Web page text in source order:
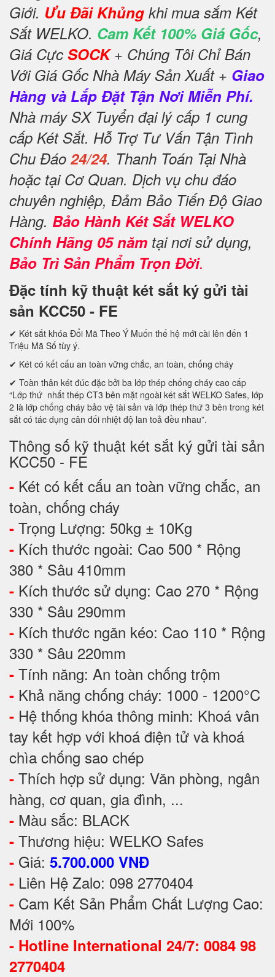
Giới. Ưu Đãi Khủng khi mua sắm Két
Sắt WELKO. Cam Kết 100% Giá Gốc,
Giá Cực SOCK+ Chúng Tôi Chỉ Bán
Với Giá Gốc Nhà Máy Sản Xuất + Giao
Hàng và Lắp Đặt Tận Nơi Miễn Phí.
Nhà máy SX Tuyển đại lý cấp 1 cung
cấp Két Sắt. Hỗ Trợ Tư Vấn Tận Tình
Chu Đáo 24/24. Thanh Toán Tại Nhà
hoặc tại Cơ Quan. Dịch vụ chu đáo
chuyên nghiệp, Đảm Bảo Tiến Độ Giao
Hàng. Bảo Hành Két Sắt WELKO
Chính Hãng 05 năm tại nơi sử dụng,
Bảo Trì Sản Phẩm Trọn Đời.
Đặc tính kỹ thuật két sắt ký gửi tài
sản KCC50 - FE
✔ Két sắt khóa Đổi Mã Theo Ý Muốn thế hệ mới cài lên đến 1
Triệu Mã Số tùy ý.
✔ Két có kết cấu an toàn vững chắc, an toàn, chống cháy
✔ Toàn thân két đúc đặc bởi ba lớp thép chống cháy cao cấp
“Lớp thứ nhất thép CT3 bên mặt ngoài két sắt WELKO Safes, lớp
2 là lớp chống cháy bảo vệ tài sản và lớp thép thứ 3 bên trong két
sắt có tác dụng cân đối nhiệt độ lan toả đều nhau”.
Thông số kỹ thuật két sắt ký gửi tài sản
KCC50 - FE
- Két có kết cấu an toàn vững chắc, an
toàn, chống cháy
- Trọng Lượng: 50kg ± 10Kg
- Kích thước ngoài: Cao 500 * Rộng
380 * Sâu 410mm
- Kích thước sử dụng: Cao 270 * Rộng
330 * Sâu 290mm
- Kích thước ngăn kéo: Cao 110 * Rộng
330 * Sâu 220mm
- Tính năng: An toàn chống trộm
- Khả năng chống cháy: 1000 - 1200°C
- Hệ thống khóa thông minh: Khoá vân
tay kết hợp với khoá điện tử và khoá
chìa chống sao chép
- Thích hợp sử dụng: Văn phòng, ngân
hàng, cơ quan, gia đình, ...
- Màu sắc: BLACK
- Thương hiệu: WELKO Safes
- Giá: 5.700.000 VNĐ
- Liên Hệ Zalo: 098 2770404
- Cam Kết Sản Phẩm Chất Lượng Cao:
Mới 100%
- Hotline International 24/7: 0084 98
2770404